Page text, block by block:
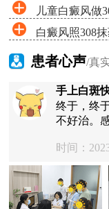
儿童白癜风做
白癜风照308
患者心声/真
手上白斑
终于，终
不好治。
时间：